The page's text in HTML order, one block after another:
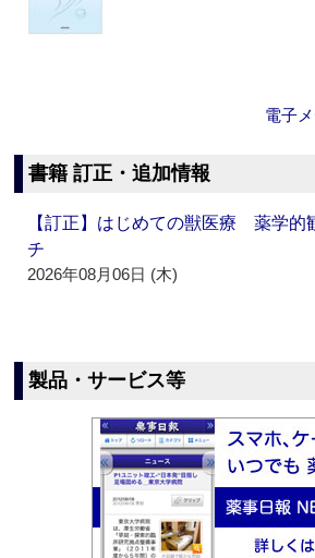
電子
書籍 訂正・追加情報
【訂正】はじめての獣医療 薬学的
チ
2026年08月06日 (木)
製品・サービス等